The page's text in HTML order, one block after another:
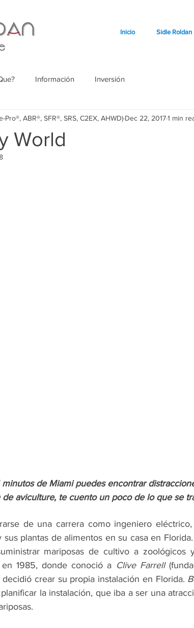
Inicio Sidle Roldan
Información Inversión
World
Pro®, ABR®, SFR®, SRS, C2EX, AHWD) Dec 22, 20171 min
of 5 stars.
de Miami puedes encontrar
de aviculture, te cuento un poco de lo que se
de una carrera como ingeniero eléctrico,
sus plantas de alimentos en su casa en
mariposas de cultivo a zoológicos
en 1985, donde conoció a Clive Farrell
decidió crear su propia instalación en Florida.
la instalación, que iba a ser una